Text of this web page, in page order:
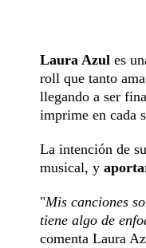
Laura Azul es
roll que tanto
llegando a ser
imprime en cada
La intención de
musical, y
"Mis canciones
tiene algo de
comenta Laura